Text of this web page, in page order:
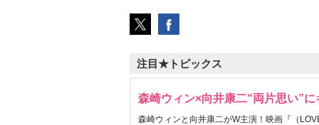
注目★トピックス
森崎ウィン×向井康二“両片思い”
森崎ウィンと向井康二がW主演！映画『（